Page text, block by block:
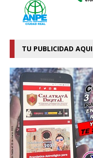
TU PUBLICIDAD AQUI